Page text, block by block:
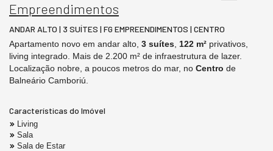
Empreendimentos
ANDAR ALTO | 3 SUÍTES | FG EMPREENDIMENTOS | CENTRO
Apartamento novo em andar alto, 3 suítes, 122 m² privativos,
living integrado. Mais de 2.200 m² de infraestrutura de lazer.
Localização nobre, a poucos metros do mar, no Centro de
Balneário Camboriú.
Características do Imóvel
Living
Sala
Sala de Estar